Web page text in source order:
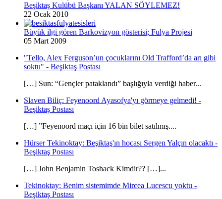
Beşiktaş Kulübü Başkanı YALAN SÖYLEMEZ!
22 Ocak 2010
Büyük ilgi gören Barkovizyon gösterisi; Fulya Projesi
05 Mart 2009
"Tello, Alex Ferguson’un çocuklarını Old Trafford’da arı gibi
soktu" - Beşiktaş Postası
[…] Sun: “Gençler pataklandı” başlığıyla verdiği haber...
Slaven Biliç: Feyenoord Ayasofya'yı görmeye gelmedi! -
Beşiktaş Postası
[…] ”Feyenoord maçı için 16 bin bilet satılmış....
Hürser Tekinoktay: Beşiktaş'ın hocası Sergen Yalçın olacaktı -
Beşiktaş Postası
[…] John Benjamin Toshack Kimdir?? […]...
Tekinoktay: Benim sistemimde Mircea Lucescu yoktu -
Beşiktaş Postası